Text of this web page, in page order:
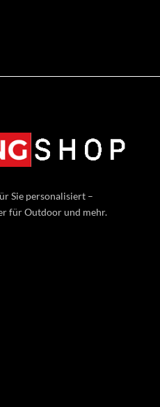
Sie personalisiert –
für Outdoor und mehr.